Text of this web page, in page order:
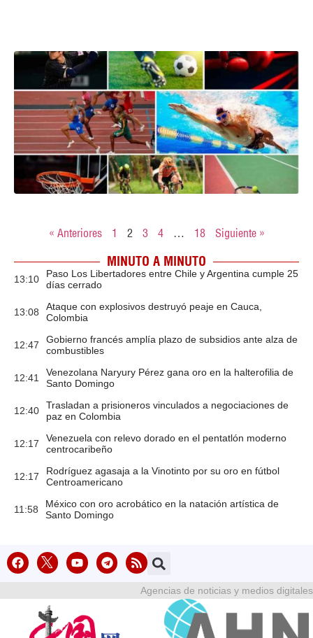
« Anteriores 1 2 3 4 … 18 Siguiente »
MINUTO A MINUTO
13:10
Paso Los Libertadores entre Chile y Argentina cumple 25
días cerrado
13:08
Ataque con explosivos destruyó peaje en Cauca,
Colombia
12:47
Gobierno francés amplía plazo de subsidios ante alza de
combustibles
12:41
Venezolana Naryury Pérez gana oro en la halterofilia de
Santo Domingo
12:40
Trasladan a prisioneros vinculados a negociaciones de
paz en Colombia
12:17
Venezuela con relevo dorado en el pentatlón moderno
centrocaribeño
12:17
Rodríguez agasaja a la Vinotinto por su oro en fútbol
Centroamericano
11:58
México con oro acrobático en la natación artística de
Santo Domingo
Agencias de noticias y medios digitales